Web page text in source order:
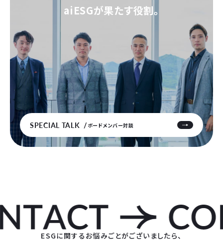
aiESGが果たす役割。
SPECIAL TALK ボードメンバー対談
ESGに関するお悩みごとがございましたら、